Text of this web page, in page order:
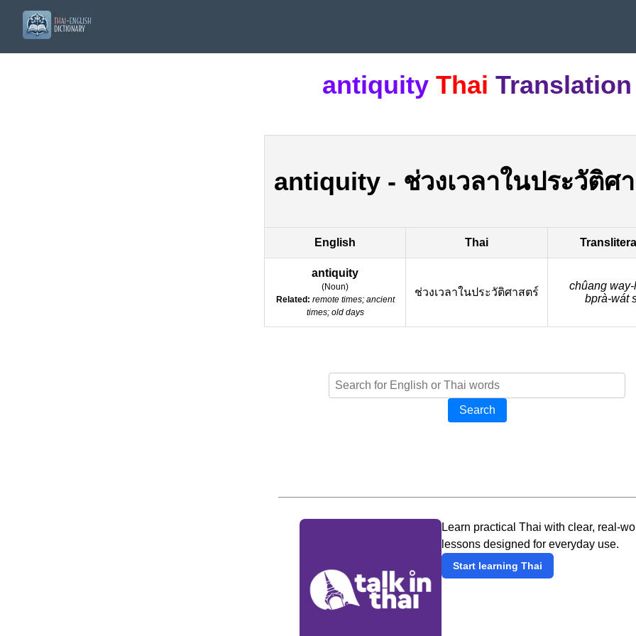
antiquity Thai Translation
antiquity - ช่วงเวลาในประวัติศ
English Thai
antiquity
(Noun)
Related: remote times; ancient
times; old days
ช่วงเวลาในประวัติศาสตร์
chûang
bprà-wát
Search
Learn practical Thai with clear, real-
lessons designed for everyday use.
Start learning Thai